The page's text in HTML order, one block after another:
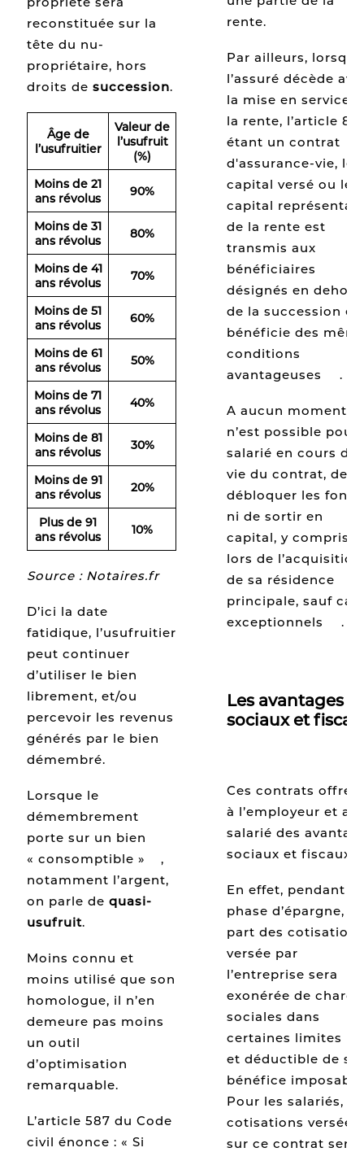
reconstituée sur la
tête du nu-
propriétaire, hors
droits de succession.
Âge de
l’usufruitier
Valeur de
l’usufruit
(%)
Moins de 21
ans révolus
90%
Moins de 31
ans révolus
80%
Moins de 41
ans révolus
70%
Moins de 51
ans révolus
60%
Moins de 61
ans révolus
50%
Moins de 71
ans révolus
40%
Moins de 81
ans révolus
30%
Moins de 91
ans révolus
20%
Plus de 91
ans révolus
10%
Source : Notaires.fr
D’ici la date
fatidique, l’usufruitier
peut continuer
d’utiliser le bien
librement, et/ou
percevoir les revenus
générés par le bien
démembré.
Lorsque le
démembrement
porte sur un bien
« consomptible »
,
notamment l’argent,
on parle de quasi-
usufruit.
Moins connu et
moins utilisé que son
homologue, il n’en
demeure pas moins
un outil
d’optimisation
remarquable.
L’article 587 du Code
civil énonce : « Si
rente.
Par ailleurs, lorsque
l’assuré décède
la mise en service
la rente, l’article 83
étant un contrat
d'assurance-vie, le
capital versé ou le
capital
de la rente est
transmis aux
bénéficiaires
désignés en dehors
de la succession et
bénéficie des
conditions
avantageuses
.
A aucun moment, il
n’est possible pour
salarié en cours de
vie du contrat, de
débloquer les
ni de sortir en
capital, y compris
lors de l’acquisition
de sa résidence
principale, sauf cas
exceptionnels
.
Les avantages
sociaux et
Ces contrats
à l’employeur et au
salarié des
sociaux et fiscaux.
En effet, pendant la
phase d’épargne, la
part des cotisations
versée par
l’entreprise sera
exonérée de
sociales dans
certaines limites
et déductible de
bénéfice
Pour les salariés,
cotisations versées
sur ce contrat